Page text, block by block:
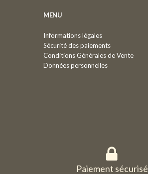
MENU
Informations légales
Sécurité des paiements
Conditions Générales de Vente
Données personnelles
Paiement sécurisé